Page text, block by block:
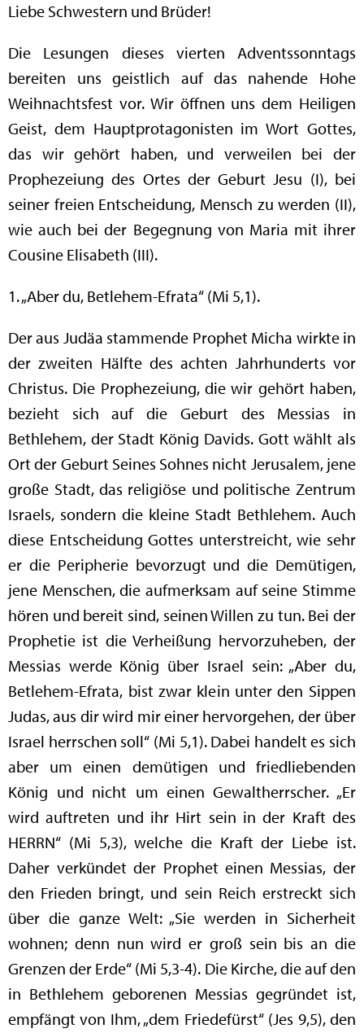
Liebe Schwestern und Brüder!
Die Lesungen dieses vierten Adventssonntags
bereiten uns geistlich auf das nahende Hohe
Weihnachtsfest vor. Wir öffnen uns dem Heiligen
Geist, dem Hauptprotagonisten im Wort Gottes,
das wir gehört haben, und verweilen bei der
Prophezeiung des Ortes der Geburt Jesu (I), bei
seiner freien Entscheidung, Mensch zu werden (II),
wie auch bei der Begegnung von Maria mit ihrer
Cousine Elisabeth (III).
1. „Aber du, Betlehem-Efrata“ (Mi 5,1).
Der aus Judäa stammende Prophet Micha wirkte in
der zweiten Hälfte des achten Jahrhunderts vor
Christus. Die Prophezeiung, die wir gehört haben,
bezieht sich auf die Geburt des Messias in
Bethlehem, der Stadt König Davids. Gott wählt als
Ort der Geburt Seines Sohnes nicht Jerusalem, jene
große Stadt, das religiöse und politische Zentrum
Israels, sondern die kleine Stadt Bethlehem. Auch
diese Entscheidung Gottes unterstreicht, wie sehr
er die Peripherie bevorzugt und die Demütigen,
jene Menschen, die aufmerksam auf seine Stimme
hören und bereit sind, seinen Willen zu tun. Bei der
Prophetie ist die Verheißung hervorzuheben, der
Messias werde König über Israel sein: „Aber du,
Betlehem-Efrata, bist zwar klein unter den Sippen
Judas, aus dir wird mir einer hervorgehen, der über
Israel herrschen soll“ (Mi 5,1). Dabei handelt es sich
aber um einen demütigen und friedliebenden
König und nicht um einen Gewaltherrscher. „Er
wird auftreten und ihr Hirt sein in der Kraft des
HERRN“ (Mi 5,3), welche die Kraft der Liebe ist.
Daher verkündet der Prophet einen Messias, der
den Frieden bringt, und sein Reich erstreckt sich
über die ganze Welt: „Sie werden in Sicherheit
wohnen; denn nun wird er groß sein bis an die
Grenzen der Erde“ (Mi 5,3-4). Die Kirche, die auf den
in Bethlehem geborenen Messias gegründet ist,
empfängt von Ihm, „dem Friedefürst“ (Jes 9,5), den